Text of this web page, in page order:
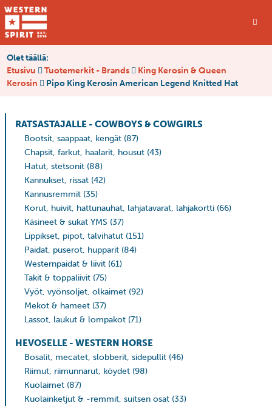
Olet täällä:
Etusivu
Tuotemerkit - Brands
King Kerosin & Queen
Kerosin
Pipo King Kerosin American Legend Knitted Hat
RATSASTAJALLE - COWBOYS & COWGIRLS
Bootsit, saappaat, kengät (87)
Chapsit, farkut, haalarit, housut (43)
Hatut, stetsonit (88)
Kannukset, rissat (42)
Kannusremmit (35)
Korut, huivit, hattunauhat, lahjatavarat, lahjakortti (66)
Käsineet & sukat YMS (37)
Lippikset, pipot, talvihatut (151)
Paidat, puserot, hupparit (84)
Westernpaidat & liivit (61)
Takit & toppaliivit (75)
Vyöt, vyönsoljet, olkaimet (92)
Mekot & hameet (37)
Lassot, laukut & lompakot (71)
HEVOSELLE - WESTERN HORSE
Bosalit, mecatet, slobberit, sidepullit (46)
Riimut, riimunnarut, köydet (98)
Kuolaimet (87)
Kuolainketjut & -remmit, suitsen osat (33)